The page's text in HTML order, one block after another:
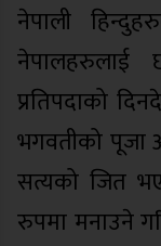
नेपाली
प्रतिपदाको
भगवतीको पूजा
सत्यको जित
रुपमा मनाउने